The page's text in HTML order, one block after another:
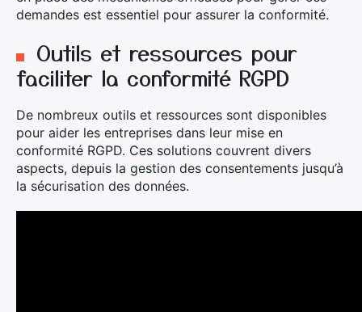
demandes est essentiel pour assurer la conformité.
Outils et ressources pour
faciliter la conformité RGPD
De nombreux outils et ressources sont disponibles
pour aider les entreprises dans leur mise en
conformité RGPD. Ces solutions couvrent divers
aspects, depuis la gestion des consentements jusqu’à
la sécurisation des données.